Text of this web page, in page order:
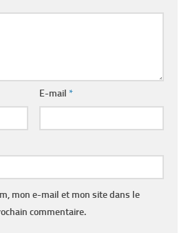
E-mail *
mon e-mail et mon site dans le
commentaire.